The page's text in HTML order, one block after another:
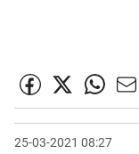
25-03-2021 08:27